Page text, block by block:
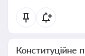
Конституційне